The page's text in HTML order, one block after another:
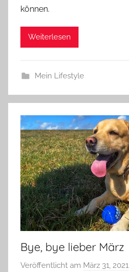
können.
Weiterlesen
Mein Lifestyle
Bye, bye lieber März
Veröffentlicht am März 31, 2021